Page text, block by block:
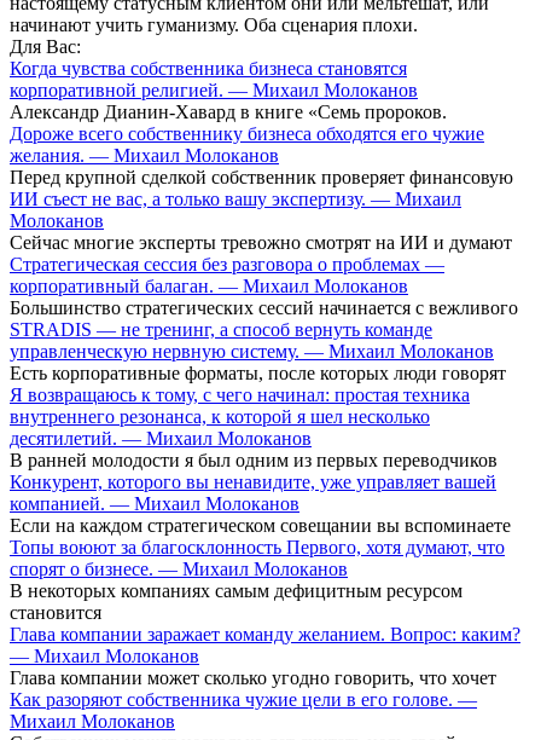
начинают учить гуманизму. Оба сценария плохи.
Для Вас:
Когда чувства собственника бизнеса становятся
корпоративной религией. — Михаил Молоканов
Александр Дианин-Хавард в книге «Семь пророков.
Дороже всего собственнику бизнеса обходятся его чужие
желания. — Михаил Молоканов
Перед крупной сделкой собственник проверяет финансовую
ИИ съест не вас, а только вашу экспертизу. — Михаил
Молоканов
Сейчас многие эксперты тревожно смотрят на ИИ и думают
Стратегическая сессия без разговора о проблемах —
корпоративный балаган. — Михаил Молоканов
Большинство стратегических сессий начинается с вежливого
STRADIS — не тренинг, а способ вернуть команде
управленческую нервную систему. — Михаил Молоканов
Есть корпоративные форматы, после которых люди говорят
Я возвращаюсь к тому, с чего начинал: простая техника
внутреннего резонанса, к которой я шел несколько
десятилетий. — Михаил Молоканов
В ранней молодости я был одним из первых переводчиков
Конкурент, которого вы ненавидите, уже управляет вашей
компанией. — Михаил Молоканов
Если на каждом стратегическом совещании вы вспоминаете
Топы воюют за благосклонность Первого, хотя думают, что
спорят о бизнесе. — Михаил Молоканов
В некоторых компаниях самым дефицитным ресурсом
становится
Глава компании заражает команду желанием. Вопрос: каким?
— Михаил Молоканов
Глава компании может сколько угодно говорить, что хочет
Как разоряют собственника чужие цели в его голове. —
Михаил Молоканов